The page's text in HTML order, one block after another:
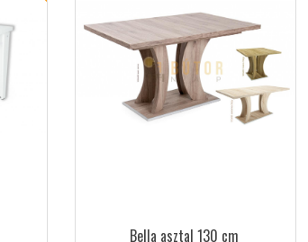
Bella asztal 130 cm